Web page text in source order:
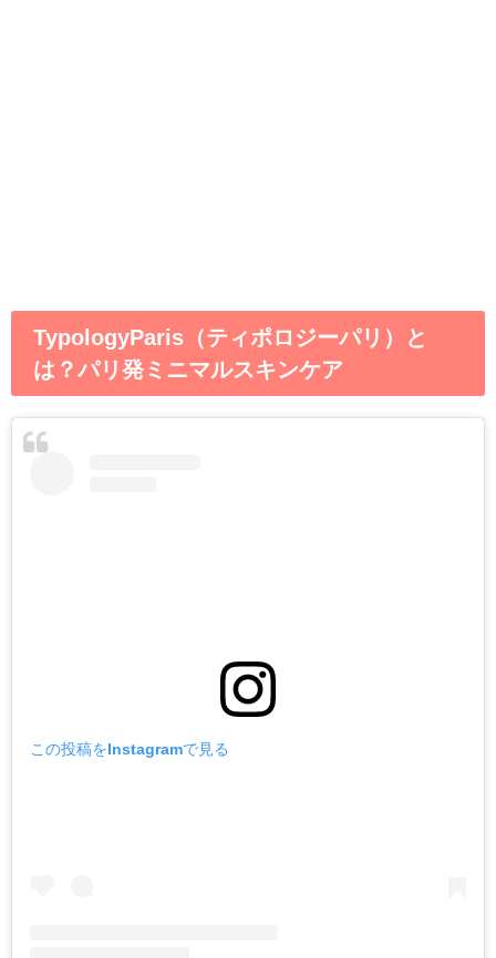
TypologyParis（ティポロジーパリ）と
は？パリ発ミニマルスキンケア
この投稿をInstagramで見る